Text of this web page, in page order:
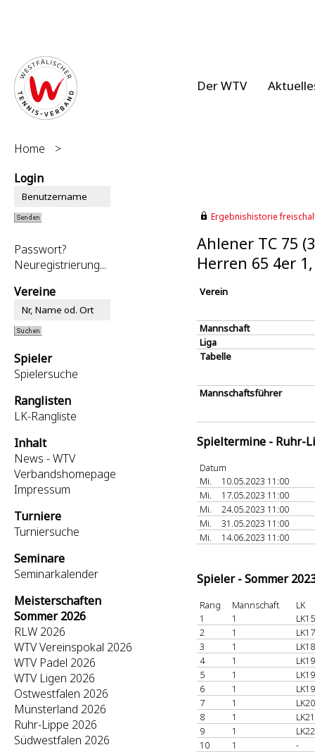
Der WTV
Home
>
Login
Passwort?
Neuregistrierung...
Vereine
Spieler
Spielersuche
Ranglisten
LK-Rangliste
Inhalt
News - WTV
Verbandshomepage
Impressum
Turniere
Turniersuche
Seminare
Seminarkalender
Meisterschaften
Sommer 2026
RLW 2026
WTV Vereinspokal 2026
WTV Padel 2026
WTV Ligen 2026
Ostwestfalen 2026
Münsterland 2026
Ruhr-Lippe 2026
Südwestfalen 2026
Ergebnishistorie
Ahlener TC 75
Herren 65 4er
Verein
Mannschaft
Liga
Tabelle
Mannschaftsführer
Spieltermine - Ruhr-
Datum
Mi.
10.05.2023 11:00
Mi.
17.05.2023 11:00
Mi.
24.05.2023 11:00
Mi.
31.05.2023 11:00
Mi.
14.06.2023 11:00
Spieler - Sommer
Rang Mannschaft
LK
1
1
2
1
3
1
4
1
5
1
6
1
7
1
8
1
9
1
10
1
-